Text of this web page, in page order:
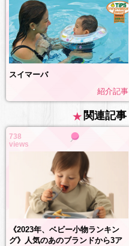
スイマーバ
紹介記事
関連記事
738
views
《2023年、ベビー小物ランキン
グ》人気のあのブランドから3ア